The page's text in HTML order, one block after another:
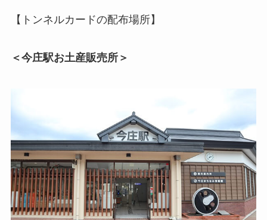
【トンネルカードの配布場所】
＜今庄駅お土産販売所＞